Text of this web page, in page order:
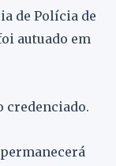
de Polícia de
autuado em
credenciado.